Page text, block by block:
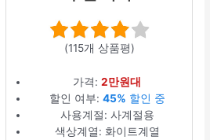
(115개 상품평)
가격:2만원대
할인 여부: 45% 할인 중
사용계절: 사계절용
색상계열: 화이트계열